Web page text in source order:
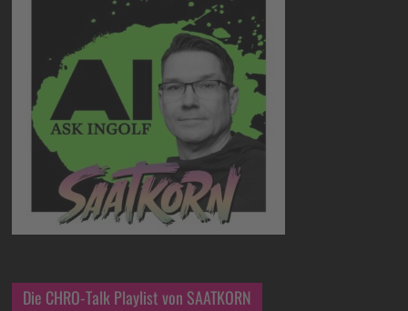
Die CHRO-Talk Playlist von SAATKORN